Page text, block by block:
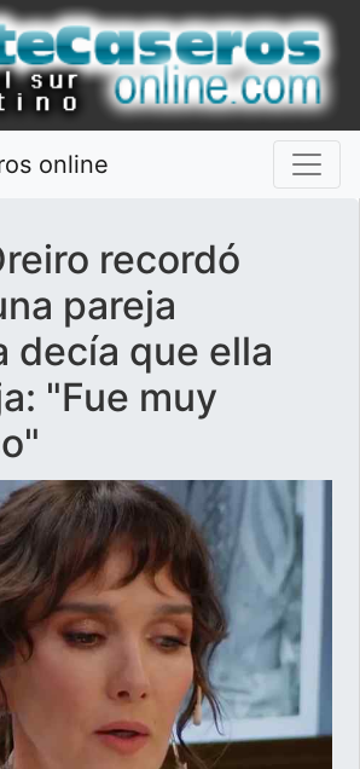
online
recordó
pareja
decía que ella
"Fue muy